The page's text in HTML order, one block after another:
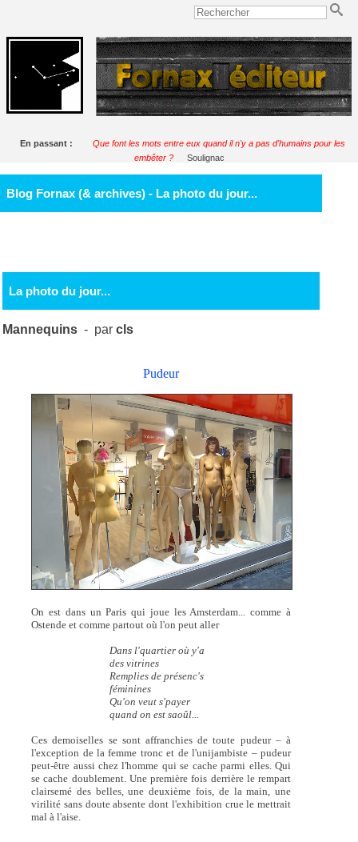
En passant :
Que font les mots entre eux quand il n'y a pas d'humains pour les
embêter ?
Soulignac
Blog Fornax (& archives) - La photo du jour...
La photo du jour...
Mannequins - parcls
Pudeur
On est dans un Paris qui joue les Amsterdam... comme à
Ostende et comme partout où l'on peut aller
Dans l'quartier où y'a
des vitrines
Remplies de présenc's
féminines
Qu'on veut s'payer
quand on est saoûl...
Ces demoiselles se sont affranchies de toute pudeur – à
l'exception de la femme tronc et de l'unijambiste – pudeur
peut-être aussi chez l'homme qui se cache parmi elles. Qui
se cache doublement. Une première fois derrière le rempart
clairsemé des belles, une deuxième fois, de la main, une
virilité sans doute absente dont l'exhibition crue le mettrait
mal à l'aise.